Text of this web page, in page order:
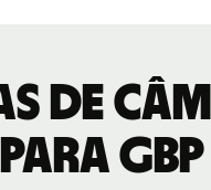
de
para